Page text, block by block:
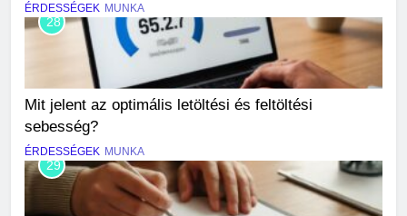
ÉRDESSÉGEK MUNKA
28
Mit jelent az optimális letöltési és feltöltési
sebesség?
ÉRDESSÉGEK MUNKA
29